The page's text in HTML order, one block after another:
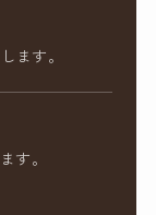
ます。
す。